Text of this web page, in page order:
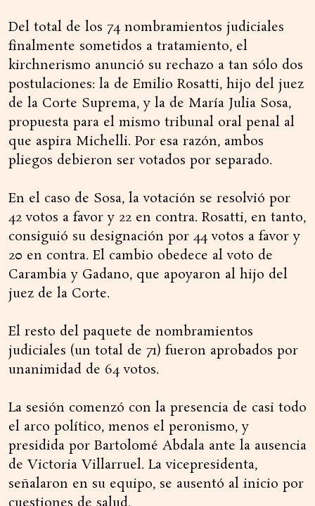
Del total de los 74 nombramientos judiciales
finalmente sometidos a tratamiento, el
kirchnerismo anunció su rechazo a tan sólo dos
postulaciones: la de Emilio Rosatti, hijo del juez
de la Corte Suprema, y la de María Julia Sosa,
propuesta para el mismo tribunal oral penal al
que aspira Michelli. Por esa razón, ambos
pliegos debieron ser votados por separado.
En el caso de Sosa, la votación se resolvió por
42 votos a favor y 22 en contra. Rosatti, en tanto,
consiguió su designación por 44 votos a favor y
20 en contra. El cambio obedece al voto de
Carambia y Gadano, que apoyaron al hijo del
juez de la Corte.
El resto del paquete de nombramientos
judiciales (un total de 71) fueron aprobados por
unanimidad de 64 votos.
La sesión comenzó con la presencia de casi todo
el arco político, menos el peronismo, y
presidida por Bartolomé Abdala ante la ausencia
de Victoria Villarruel. La vicepresidenta,
señalaron en su equipo, se ausentó al inicio por